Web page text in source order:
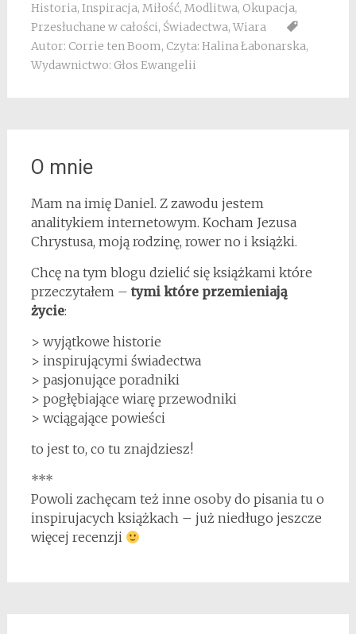
Historia, Inspiracja, Miłość, Modlitwa, Okupacja,
Przesłuchane w całości, Świadectwa, Wiara
Autor: Corrie ten Boom, Czyta: Halina Łabonarska,
Wydawnictwo: Głos Ewangelii
O mnie
Mam na imię Daniel. Z zawodu jestem
analitykiem internetowym. Kocham Jezusa
Chrystusa, moją rodzinę, rower no i książki.
Chcę na tym blogu dzielić się książkami które
przeczytałem –tymi które przemieniają
życie:
> wyjątkowe historie
> inspirującymi świadectwa
> pasjonujące poradniki
> pogłębiające wiarę przewodniki
> wciągające powieści
to jest to, co tu znajdziesz!
***
Powoli zachęcam też inne osoby do pisania tu o
inspirujacych książkach – już niedługo jeszcze
więcej recenzji